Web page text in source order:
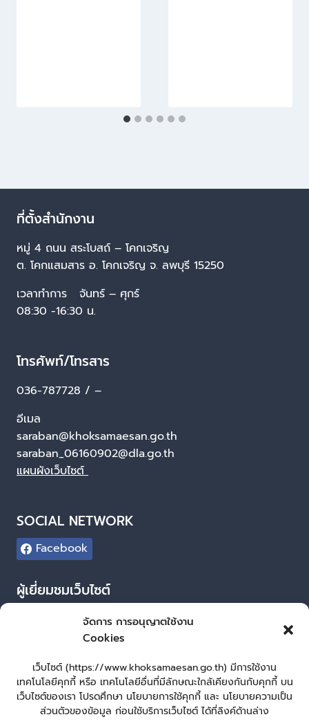
จัดการ การอนุญาตใช้งาน
Cookies
เว็บไซต์ (https://www.khoksamaesan.go.th) มีการใช้งาน
เทคโนโลยีคุกกี้ หรือ เทคโนโลยีอื่นที่มีลักษณะใกล้เคียงกันกับคุกกี้ บน
เว็บไซต์ของเรา โปรดศึกษา นโยบายการใช้คุกกี้ และ นโยบายความเป็น
ส่วนตัวของข้อมูล ก่อนใช้บริการเว็บไซต์ ได้ที่ลิงค์ด้านล่าง
ที่ตั้งสำนักงาน
หมู่ 4 ถนน สระโบสถ์ – โคกเจริญ
ต. โคกแสมสาร อ. โคกเจริญ จ. ลพบุรี 15250
เวลาทำการ จันทร์ – ศุกร์
08:30 -16:30 น.
โทรศัพท์/โทรสาร
036-787728 / –
อีเมล
saraban@khoksamaesan.go.th
saraban_06160902@dla.go.th
แผนผังเว็บไซต์
SOCIAL NETWORK
Facebook
ผู้เยี่ยมชมเว็บไซต์
30
เข้าสู่ระบบ
จัดทำเว็บไซต์
LopburiWebDesign.co